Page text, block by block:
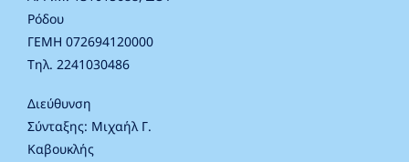
Ρόδου
ΓΕΜΗ 072694120000
Τηλ. 2241030486
Διεύθυνση
Σύνταξης: Μιχαήλ Γ.
Καβουκλής